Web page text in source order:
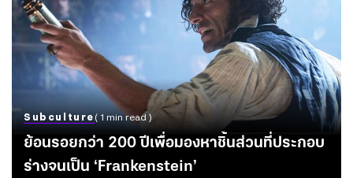
Subculture( 1 min read )
ย้อนรอยกว่า 200 ปีเพื่อมองหาชิ้นส่วนที่ประกอบ
ร่างจนเป็น ‘Frankenstein’